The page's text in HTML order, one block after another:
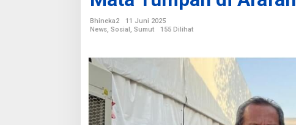
Bhineka2
11 Juni 2025
News, Sosial, Sumut 155 Dilihat